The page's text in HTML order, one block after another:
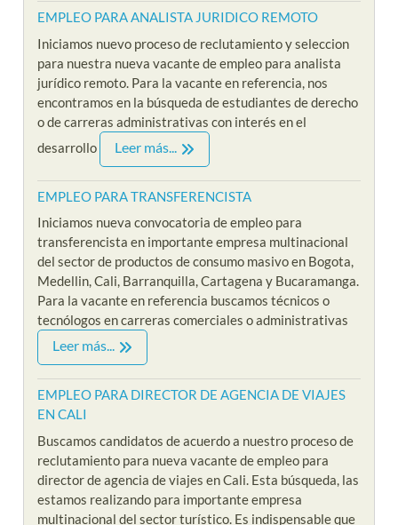
EMPLEO PARA ANALISTA JURIDICO REMOTO
Iniciamos nuevo proceso de reclutamiento y seleccion
para nuestra nueva vacante de empleo para analista
jurídico remoto. Para la vacante en referencia, nos
encontramos en la búsqueda de estudiantes de derecho
o de carreras administrativas con interés en el
desarrollo
Leer más...
EMPLEO PARA TRANSFERENCISTA
Iniciamos nueva convocatoria de empleo para
transferencista en importante empresa multinacional
del sector de productos de consumo masivo en Bogota,
Medellin, Cali, Barranquilla, Cartagena y Bucaramanga.
Para la vacante en referencia buscamos técnicos o
tecnólogos en carreras comerciales o administrativas
Leer más...
EMPLEO PARA DIRECTOR DE AGENCIA DE VIAJES
EN CALI
Buscamos candidatos de acuerdo a nuestro proceso de
reclutamiento para nueva vacante de empleo para
director de agencia de viajes en Cali. Esta búsqueda, las
estamos realizando para importante empresa
multinacional del sector turístico. Es indispensable que